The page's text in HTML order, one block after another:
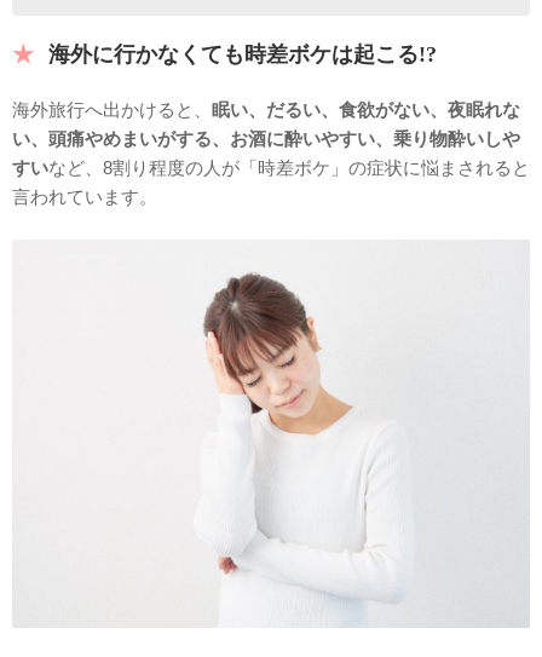
海外に行かなくても時差ボケは起こる!?
海外旅行へ出かけると、 眠い、だるい、食欲がない、夜眠れな
い、頭痛やめまいがする、お酒に酔いやすい、乗り物酔いしや
すいなど、8割り程度の人が「時差ボケ」の症状に悩まされると
言われています。